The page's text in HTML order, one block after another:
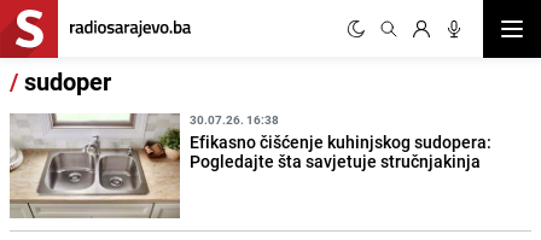
/sudoper
30.07.26. 16:38
Efikasno čišćenje kuhinjskog sudopera:
Pogledajte šta savjetuje stručnjakinja